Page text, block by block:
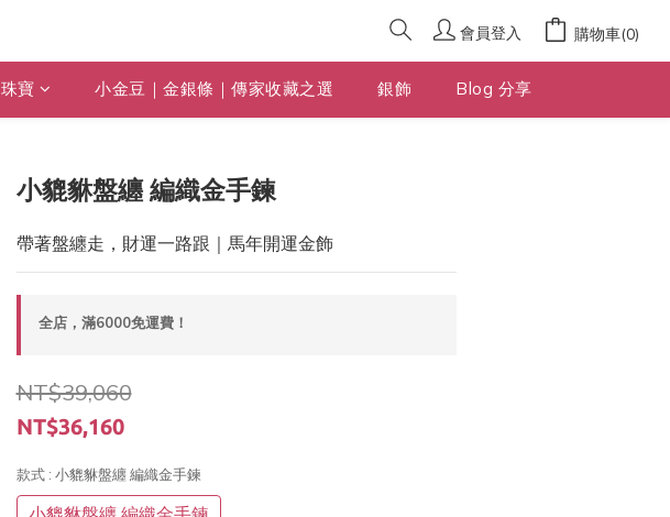
會員登入 購物車(0)
珠寶 小金豆｜金銀條｜傳家收藏之選 銀飾 Blog 分享
小貔貅盤纏 編織金手鍊
帶著盤纏走，財運一路跟｜馬年開運金飾
全店，滿6000免運費！
NT$39,060
NT$36,160
款式 : 小貔貅盤纏 編織金手鍊